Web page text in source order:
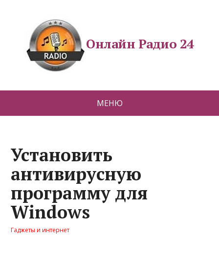
Онлайн Радио 24
МЕНЮ
Установить
антивирусную
программу для
Windows
Гаджеты и интернет